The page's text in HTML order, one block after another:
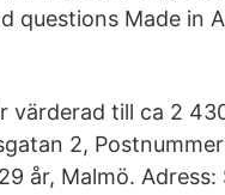
questions Made in
värderad till ca 2
2,
år, Malmö. Adress: